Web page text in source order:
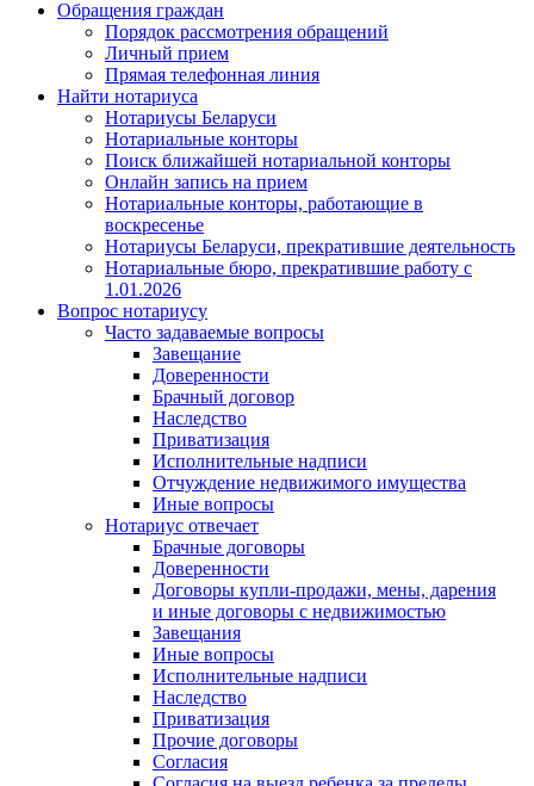
Обращения граждан
Порядок рассмотрения обращений
Личный прием
Прямая телефонная линия
Найти нотариуса
Нотариусы Беларуси
Нотариальные конторы
Поиск ближайшей нотариальной конторы
Онлайн запись на прием
Нотариальные конторы, работающие в
воскресенье
Нотариусы Беларуси, прекратившие деятельность
Нотариальные бюро, прекратившие работу с
1.01.2026
Вопрос нотариусу
Часто задаваемые вопросы
Завещание
Доверенности
Брачный договор
Наследство
Приватизация
Исполнительные надписи
Отчуждение недвижимого имущества
Иные вопросы
Нотариус отвечает
Брачные договоры
Доверенности
Договоры купли-продажи, мены, дарения
и иные договоры с недвижимостью
Завещания
Иные вопросы
Исполнительные надписи
Наследство
Приватизация
Прочие договоры
Согласия